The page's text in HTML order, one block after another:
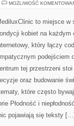
MOŻLIWOŚĆ
to miejsce
kobiet na każdym
który łączy
podejściem
tej przestrzeni
oraz budowanie
które często
Płodność i
pojawiają się teksty